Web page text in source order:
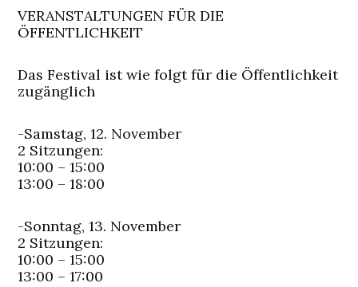
VERANSTALTUNGEN FÜR DIE
ÖFFENTLICHKEIT
Das Festival ist wie folgt für die Öffentlichkeit
zugänglich
-Samstag, 12. November
2 Sitzungen:
10:00 – 15:00
13:00 – 18:00
-Sonntag, 13. November
2 Sitzungen:
10:00 – 15:00
13:00 – 17:00